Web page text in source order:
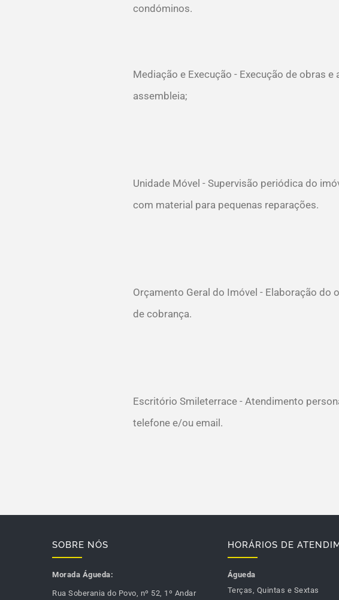
condóminos.
Mediação e Execução - Execução de obras
assembleia;
Unidade Móvel - Supervisão periódica do
com material para pequenas reparações.
Orçamento Geral do Imóvel - Elaboração do
de cobrança.
Escritório Smileterrace - Atendimento
telefone e/ou email.
SOBRE NÓS
Morada Águeda:
Rua Soberania do Povo, nº 52, 1º Andar
HORÁRIOS DE
Águeda
Terças, Quintas e Sextas